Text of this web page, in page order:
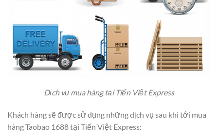
Dịch vụ mua hàng tại Tiến Việt Express
Khách hàng sẽ được sử dụng những dịch vụ sau khi tới mua
hàng Taobao 1688 tại Tiến Việt Express: